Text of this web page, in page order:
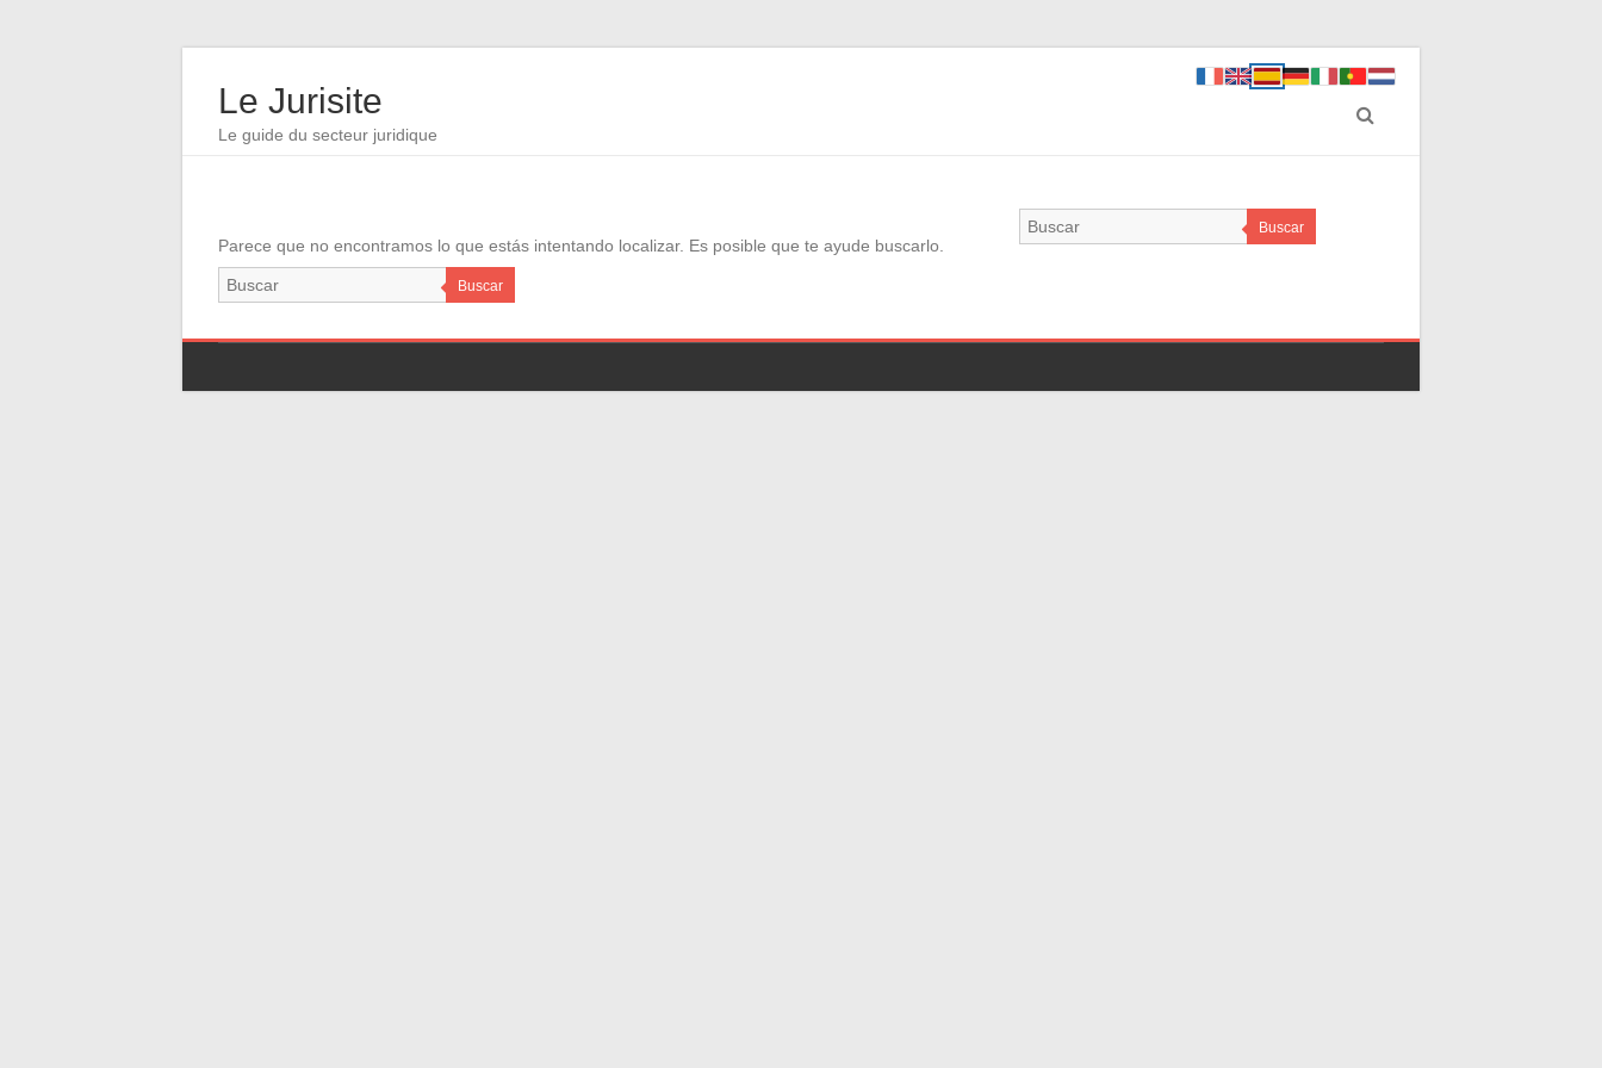
Le Jurisite
Le guide du secteur juridique
Parece que no encontramos lo que estás intentando localizar. Es posible que te ayude buscarlo.
Buscar
Buscar